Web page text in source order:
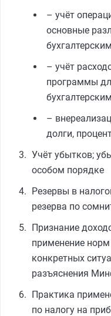
– учёт
основные
– учёт
программы
–
долги,
Учёт убытков;
особом порядке
Резервы в
резерва по
Признание
применение
конкретных
разъяснения
Практика
по налогу на